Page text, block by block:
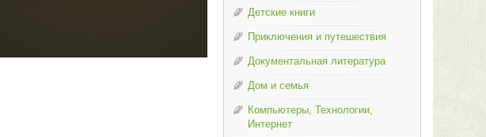
Детские книги
Приключения и путешествия
Документальная литература
Дом и семья
Компьютеры, Технологии,
Интернет